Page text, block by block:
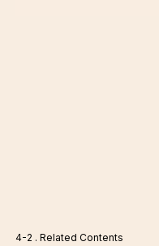
4-2 . Related Contents